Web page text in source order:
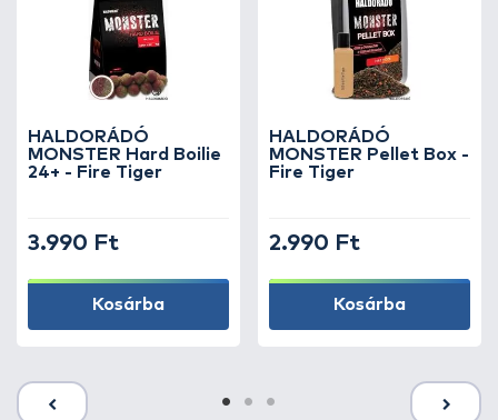
HALDORÁDÓ
MONSTER Hard Boilie
24+ - Fire Tiger
3.990 Ft
Kosárba
HALDORÁDÓ
MONSTER Pellet Box -
Fire Tiger
2.990 Ft
Kosárba